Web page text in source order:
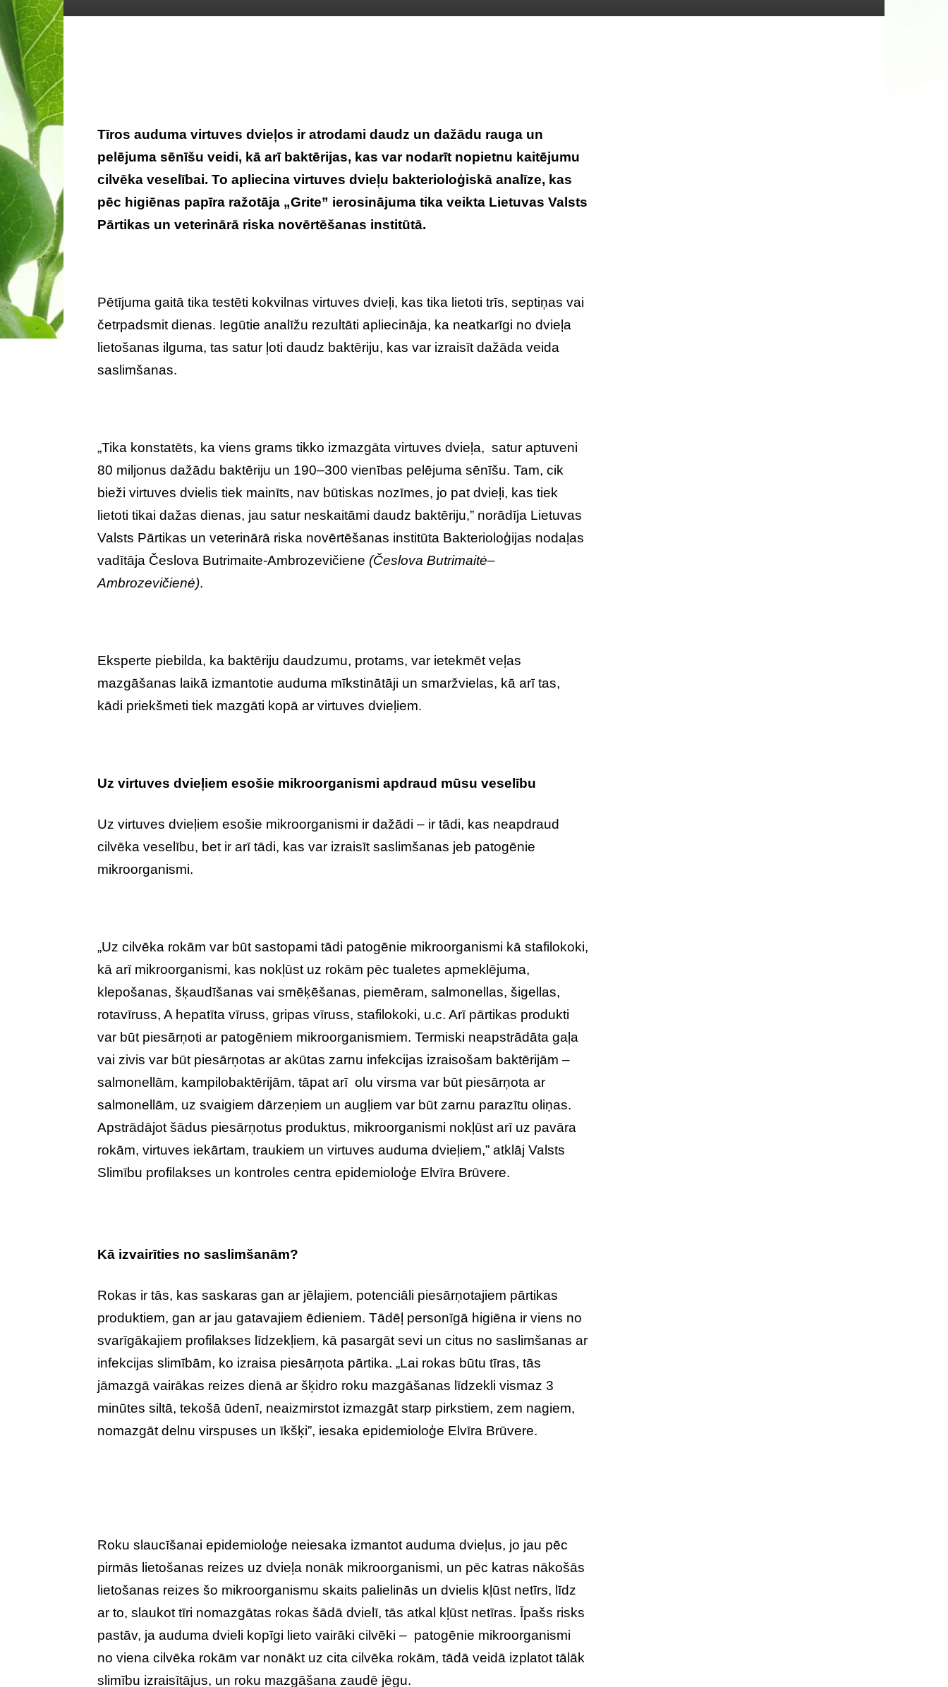
Tīros auduma virtuves dvieļos ir atrodami daudz un dažādu rauga un
pelējuma sēnīšu veidi, kā arī baktērijas, kas var nodarīt nopietnu kaitējumu
cilvēka veselībai. To apliecina virtuves dvieļu bakterioloģiskā analīze, kas
pēc higiēnas papīra ražotāja „Grite” ierosinājuma tika veikta Lietuvas Valsts
Pārtikas un veterinārā riska novērtēšanas institūtā.
Pētījuma gaitā tika testēti kokvilnas virtuves dvieļi, kas tika lietoti trīs, septiņas vai
četrpadsmit dienas. Iegūtie analīžu rezultāti apliecināja, ka neatkarīgi no dvieļa
lietošanas ilguma, tas satur ļoti daudz baktēriju, kas var izraisīt dažāda veida
saslimšanas.
„Tika konstatēts, ka viens grams tikko izmazgāta virtuves dvieļa, satur aptuveni
80 miljonus dažādu baktēriju un 190–300 vienības pelējuma sēnīšu. Tam, cik
bieži virtuves dvielis tiek mainīts, nav būtiskas nozīmes, jo pat dvieļi, kas tiek
lietoti tikai dažas dienas, jau satur neskaitāmi daudz baktēriju,” norādīja Lietuvas
Valsts Pārtikas un veterinārā riska novērtēšanas institūta Bakterioloģijas nodaļas
vadītāja Česlova Butrimaite-Ambrozevičiene (Česlova Butrimaitė–
Ambrozevičienė).
Eksperte piebilda, ka baktēriju daudzumu, protams, var ietekmēt veļas
mazgāšanas laikā izmantotie auduma mīkstinātāji un smaržvielas, kā arī tas,
kādi priekšmeti tiek mazgāti kopā ar virtuves dvieļiem.
Uz virtuves dvieļiem esošie mikroorganismi apdraud mūsu veselību
Uz virtuves dvieļiem esošie mikroorganismi ir dažādi – ir tādi, kas neapdraud
cilvēka veselību, bet ir arī tādi, kas var izraisīt saslimšanas jeb patogēnie
mikroorganismi.
„Uz cilvēka rokām var būt sastopami tādi patogēnie mikroorganismi kā stafilokoki,
kā arī mikroorganismi, kas nokļūst uz rokām pēc tualetes apmeklējuma,
klepošanas, šķaudīšanas vai smēķēšanas, piemēram, salmonellas, šigellas,
rotavīruss, A hepatīta vīruss, gripas vīruss, stafilokoki, u.c. Arī pārtikas produkti
var būt piesārņoti ar patogēniem mikroorganismiem. Termiski neapstrādāta gaļa
vai zivis var būt piesārņotas ar akūtas zarnu infekcijas izraisošam baktērijām –
salmonellām, kampilobaktērijām, tāpat arī olu virsma var būt piesārņota ar
salmonellām, uz svaigiem dārzeņiem un augļiem var būt zarnu parazītu oliņas.
Apstrādājot šādus piesārņotus produktus, mikroorganismi nokļūst arī uz pavāra
rokām, virtuves iekārtam, traukiem un virtuves auduma dvieļiem,” atklāj Valsts
Slimību profilakses un kontroles centra epidemioloģe Elvīra Brūvere.
Kā izvairīties no saslimšanām?
Rokas ir tās, kas saskaras gan ar jēlajiem, potenciāli piesārņotajiem pārtikas
produktiem, gan ar jau gatavajiem ēdieniem. Tādēļ personīgā higiēna ir viens no
svarīgākajiem profilakses līdzekļiem, kā pasargāt sevi un citus no saslimšanas ar
infekcijas slimībām, ko izraisa piesārņota pārtika. „Lai rokas būtu tīras, tās
jāmazgā vairākas reizes dienā ar šķidro roku mazgāšanas līdzekli vismaz 3
minūtes siltā, tekošā ūdenī, neaizmirstot izmazgāt starp pirkstiem, zem nagiem,
nomazgāt delnu virspuses un īkšķi”, iesaka epidemioloģe Elvīra Brūvere.
Roku slaucīšanai epidemioloģe neiesaka izmantot auduma dvieļus, jo jau pēc
pirmās lietošanas reizes uz dvieļa nonāk mikroorganismi, un pēc katras nākošās
lietošanas reizes šo mikroorganismu skaits palielinās un dvielis kļūst netīrs, līdz
ar to, slaukot tīri nomazgātas rokas šādā dvielī, tās atkal kļūst netīras. Īpašs risks
pastāv, ja auduma dvieli kopīgi lieto vairāki cilvēki – patogēnie mikroorganismi
no viena cilvēka rokām var nonākt uz cita cilvēka rokām, tādā veidā izplatot tālāk
slimību izraisītājus, un roku mazgāšana zaudē jēgu.